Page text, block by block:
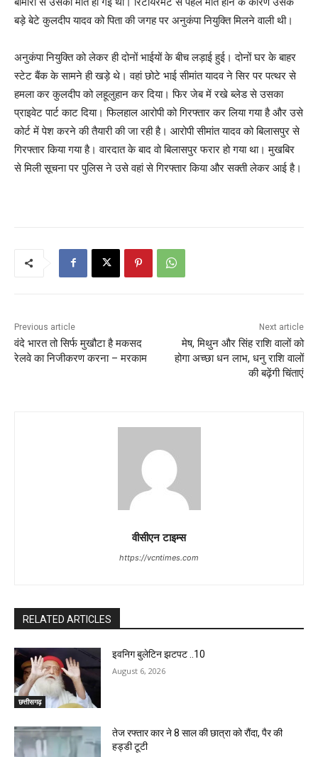
बड़े बेटे कुलदीप यादव को पिता की जगह पर अनुकंपा नियुक्ति मिलने वाली थी।
अनुकंपा नियुक्ति को लेकर ही दोनों भाईयों के बीच लड़ाई हुई। दोनों घर के बाहर
स्टेट बैंक के सामने ही खड़े थे। वहां छोटे भाई सीमांत यादव ने सिर पर पत्थर से
हमला कर कुलदीप को लहूलुहान कर दिया। फिर जेब में रखे ब्लेड से उसका
प्राइवेट पार्ट काट दिया। फिलहाल आरोपी को गिरफ्तार कर लिया गया है और उसे
कोर्ट में पेश करने की तैयारी की जा रही है। आरोपी सीमांत यादव को बिलासपुर से
गिरफ्तार किया गया है। वारदात के बाद वो बिलासपुर फरार हो गया था। मुखबिर
से मिली सूचना पर पुलिस ने उसे वहां से गिरफ्तार किया और सक्ती लेकर आई है।
Previous article
वंदे भारत तो सिर्फ मुखौटा है मकसद
रेलवे का निजीकरण करना – मरकाम
Next article
मेष, मिथुन और सिंह राशि वालों को
होगा अच्छा धन लाभ, धनु राशि वालों
की बढ़ेंगी चिंताएं
वीसीएन टाइम्स
https://vcntimes.com
RELATED ARTICLES
छत्तीसगढ़
इवनिग बुलेटिन झटपट ..10
August 6, 2026
तेज रफ्तार कार ने 8 साल की छात्रा को रौंदा, पैर की
हड्डी टूटी